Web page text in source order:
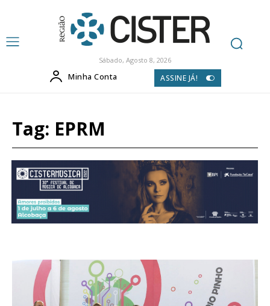
Sábado, Agosto 8, 2026
Minha Conta ASSINE JÁ!
Tag: EPRM